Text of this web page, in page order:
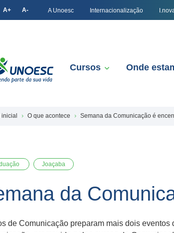
A+ A- A Unoesc Internacionalização
Cursos Onde
inicial O que acontece Semana da Comunicação é
Joaçaba
da
de Comunicação preparam mais dois